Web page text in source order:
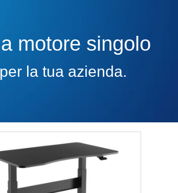
motore singolo
la tua azienda.